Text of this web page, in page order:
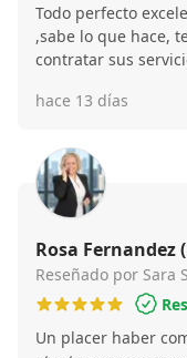
Todo perfecto
,sabe lo que hace,
contratar sus
hace 13 días
Rosa
Reseñado por Sara
Un placer haber